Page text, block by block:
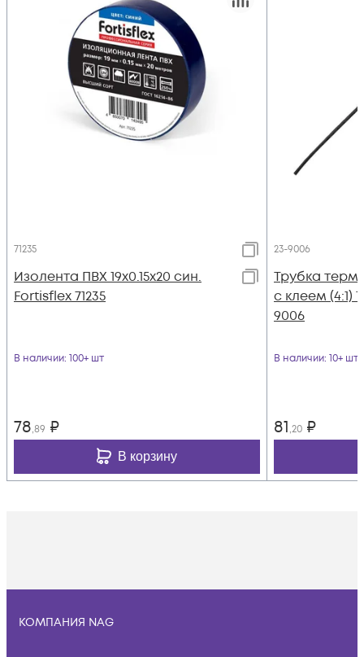
71235
Изолента ПВХ 19х0.15x20 син.
Fortisflex 71235
В наличии: 100+ шт
78,89 ₽
В корзину
23-9006
Трубка
с клеем (4:1)
9006
В наличии: 10+ шт
81,20 ₽
КОМПАНИЯ NAG